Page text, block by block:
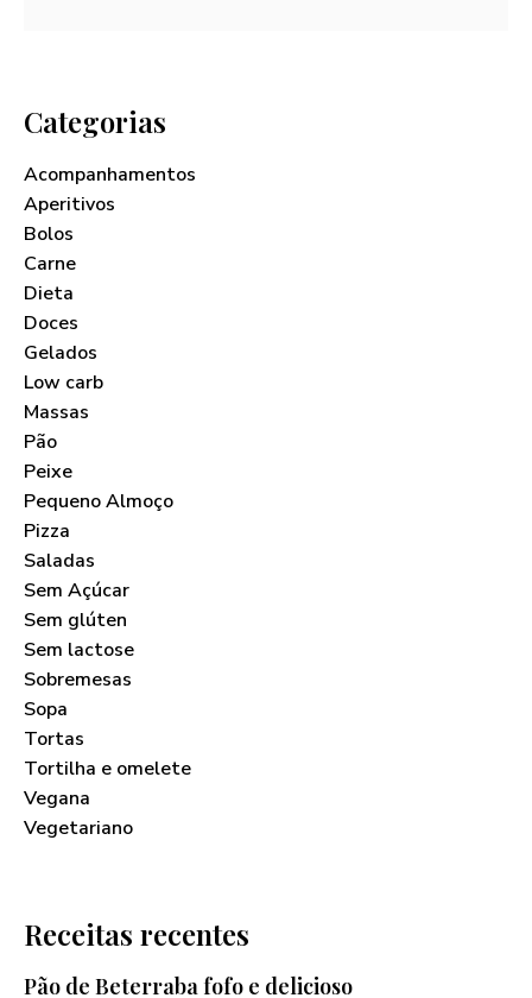
Categorias
Acompanhamentos
Aperitivos
Bolos
Carne
Dieta
Doces
Gelados
Low carb
Massas
Pão
Peixe
Pequeno Almoço
Pizza
Saladas
Sem Açúcar
Sem glúten
Sem lactose
Sobremesas
Sopa
Tortas
Tortilha e omelete
Vegana
Vegetariano
Receitas recentes
Pão de Beterraba fofo e delicioso